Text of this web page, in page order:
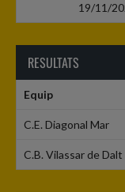
19/11/
RESULTATS
Equip
C.E. Diagonal Mar
C.B. Vilassar de Dalt